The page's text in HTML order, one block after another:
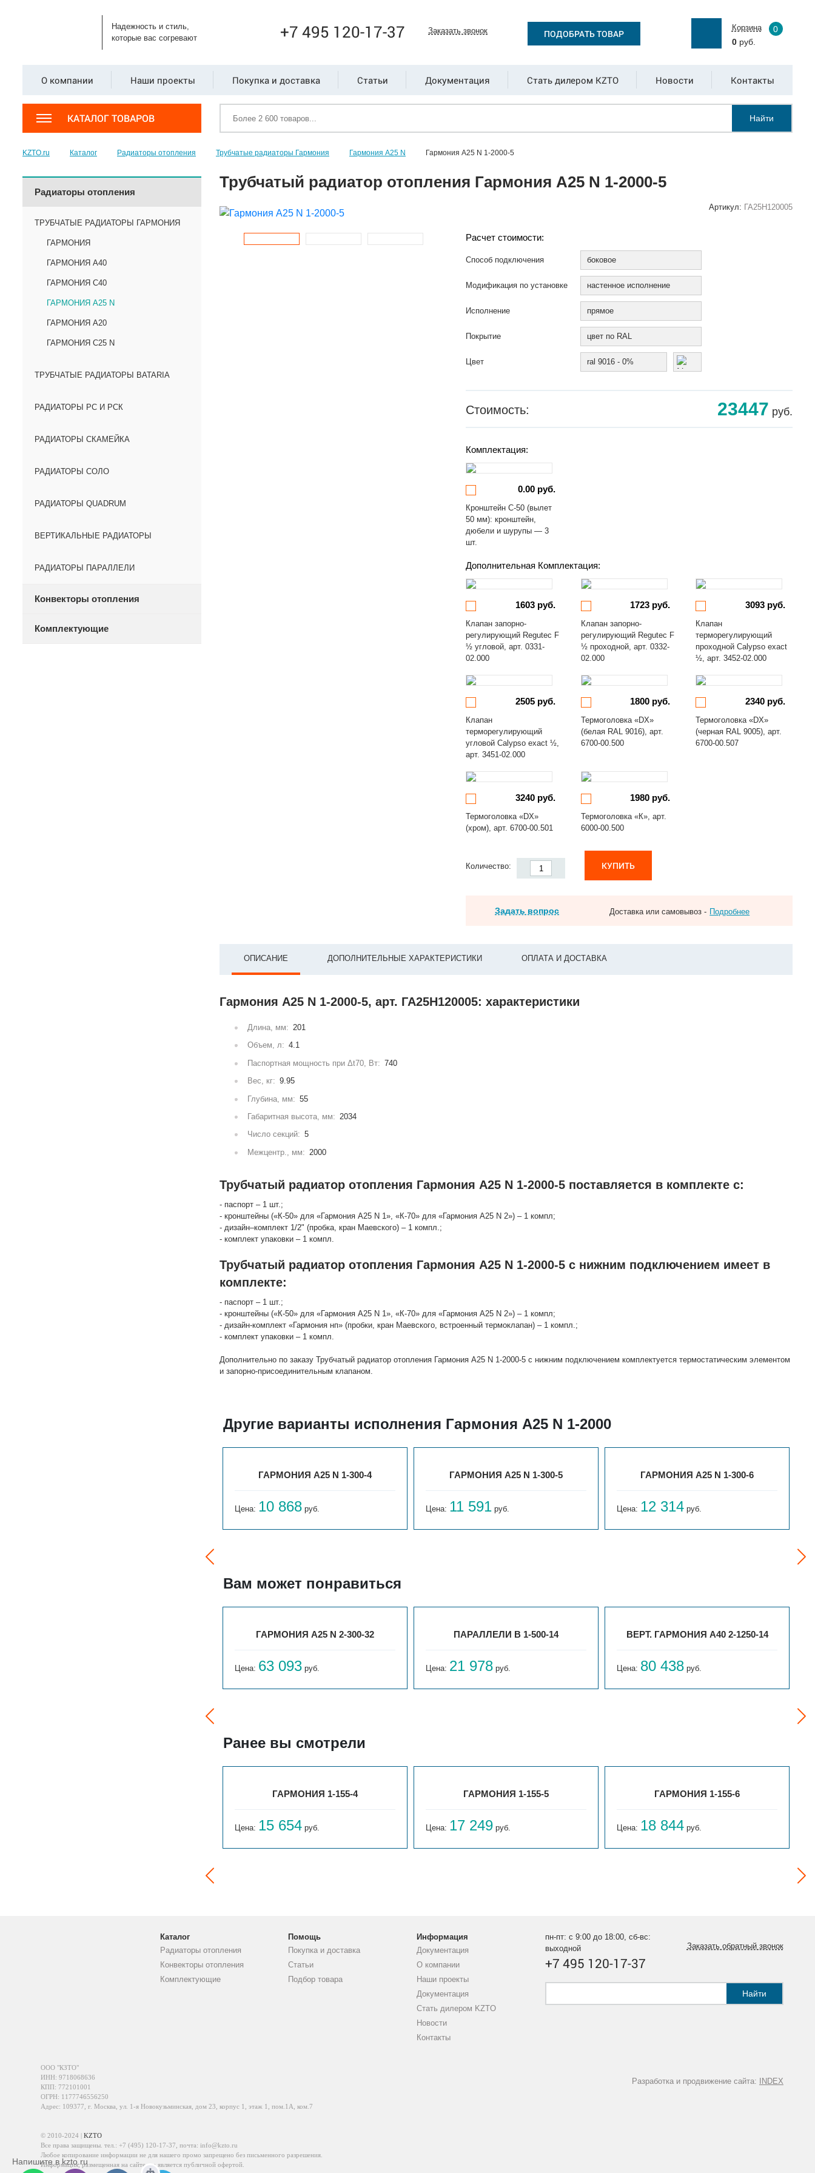
Надежность и стиль,
которые вас согревают
+7 495 120-17-37 Заказать звонок ПОДОБРАТЬ ТОВАР
Корзина
0
0руб.
О компании Наши проекты Покупка и доставка Статьи Документация Стать дилером KZTO Новости Контакты
КАТАЛОГ ТОВАРОВ Найти
KZTO.ru Каталог Радиаторы отопления Трубчатые радиаторы Гармония Гармония А25 N Гармония А25 N 1-2000-5
Радиаторы отопления
ТРУБЧАТЫЕ РАДИАТОРЫ ГАРМОНИЯ
ГАРМОНИЯ
ГАРМОНИЯ А40
ГАРМОНИЯ С40
ГАРМОНИЯ А25 N
ГАРМОНИЯ А20
ГАРМОНИЯ С25 N
ТРУБЧАТЫЕ РАДИАТОРЫ BATARIA
РАДИАТОРЫ РС И РСК
РАДИАТОРЫ СКАМЕЙКА
РАДИАТОРЫ СОЛО
РАДИАТОРЫ QUADRUM
ВЕРТИКАЛЬНЫЕ РАДИАТОРЫ
РАДИАТОРЫ ПАРАЛЛЕЛИ
Конвекторы отопления
Комплектующие
Трубчатый радиатор отопления Гармония А25 N 1-2000-5
Артикул: ГА25Н120005
Расчет стоимости:
Способ подключения боковое
Модификация по установке настенное исполнение
Исполнение прямое
Покрытие цвет по RAL
Цвет ral 9016 - 0%
Стоимость: 23447 руб.
Комплектация:
0.00 руб.
Кронштейн С-50 (вылет
50 мм): кронштейн,
дюбели и шурупы — 3
шт.
Дополнительная Комплектация:
1603 руб.
Клапан запорно-
регулирующий Regutec F
½ угловой, арт. 0331-
02.000
1723 руб.
Клапан запорно-
регулирующий Regutec F
½ проходной, арт. 0332-
02.000
3093 руб.
Клапан
терморегулирующий
проходной Calypso exact
½, арт. 3452-02.000
2505 руб.
Клапан
терморегулирующий
угловой Calypso exact ½,
арт. 3451-02.000
1800 руб.
Термоголовка «DX»
(белая RAL 9016), арт.
6700-00.500
2340 руб.
Термоголовка «DX»
(черная RAL 9005), арт.
6700-00.507
3240 руб.
Термоголовка «DX»
(хром), арт. 6700-00.501
1980 руб.
Термоголовка «К», арт.
6000-00.500
Количество: КУПИТЬ
Задать вопрос Доставка или самовывоз - Подробнее
ОПИСАНИЕ ДОПОЛНИТЕЛЬНЫЕ ХАРАКТЕРИСТИКИ ОПЛАТА И ДОСТАВКА
Гармония А25 N 1-2000-5, арт. ГА25Н120005: характеристики
Длина, мм: 201
Объем, л: 4.1
Паспортная мощность при Δt70, Вт: 740
Вес, кг: 9.95
Глубина, мм: 55
Габаритная высота, мм: 2034
Число секций: 5
Межцентр., мм: 2000
Трубчатый радиатор отопления Гармония А25 N 1-2000-5 поставляется в комплекте с:
- паспорт – 1 шт.;
- кронштейны («К-50» для «Гармония А25 N 1», «К-70» для «Гармония А25 N 2») – 1 компл;
- дизайн–комплект 1/2" (пробка, кран Маевского) – 1 компл.;
- комплект упаковки – 1 компл.
Трубчатый радиатор отопления Гармония А25 N 1-2000-5 с нижним подключением имеет в
комплекте:
- паспорт – 1 шт.;
- кронштейны («К-50» для «Гармония А25 N 1», «К-70» для «Гармония А25 N 2») – 1 компл;
- дизайн-комплект «Гармония нп» (пробки, кран Маевского, встроенный термоклапан) – 1 компл.;
- комплект упаковки – 1 компл.
Дополнительно по заказу Трубчатый радиатор отопления Гармония А25 N 1-2000-5 с нижним подключением комплектуется термостатическим элементом
и запорно-присоединительным клапаном.
Другие варианты исполнения Гармония А25 N 1-2000
ГАРМОНИЯ А25 N 1-300-4
Цена: 10 868 руб.
ГАРМОНИЯ А25 N 1-300-5
Цена: 11 591 руб.
ГАРМОНИЯ А25 N 1-300-6
Цена: 12 314 руб.
Вам может понравиться
ГАРМОНИЯ А25 N 2-300-32
Цена: 63 093 руб.
ПАРАЛЛЕЛИ В 1-500-14
Цена: 21 978 руб.
ВЕРТ. ГАРМОНИЯ А40 2-1250-14
Цена: 80 438 руб.
Ранее вы смотрели
ГАРМОНИЯ 1-155-4
Цена: 15 654 руб.
ГАРМОНИЯ 1-155-5
Цена: 17 249 руб.
ГАРМОНИЯ 1-155-6
Цена: 18 844 руб.
Каталог
Радиаторы отопления
Конвекторы отопления
Комплектующие
Помощь
Покупка и доставка
Статьи
Подбор товара
Информация
Документация
О компании
Наши проекты
Документация
Стать дилером KZTO
Новости
Контакты
пн-пт: с 9:00 до 18:00, сб-вс:
выходной
+7 495 120-17-37
Заказать обратный звонок
Найти
Разработка и продвижение сайта: INDEX
ООО "КЗТО"
ИНН: 9718068636
КПП: 772101001
ОГРН: 1177746556250
Адрес: 109377, г. Москва, ул. 1-я Новокузьминская, дом 23, корпус 1, этаж 1, пом.1А, ком.7
© 2010-2024 | KZTO
Все права защищены. тел.: +7 (495) 120-17-37 , почта: info@kzto.ru
Любое копирование информации не для нашего промо запрещено без письменного разрешения.
Информация, размещенная на сайте, не является публичной офертой.
Напишите в kzto.ru